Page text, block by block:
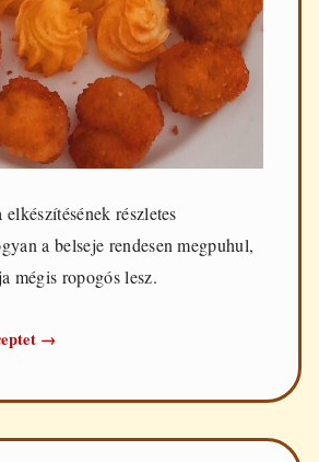
részletes
a belseje rendesen megpuhul,
mégis ropogós lesz.
Rántott
→